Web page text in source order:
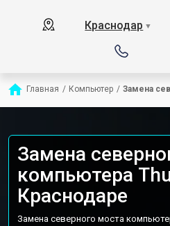
Краснодар ▼
Главная / Компьютер / Замена
Замена
компьютера
Краснодаре
Замена северного моста